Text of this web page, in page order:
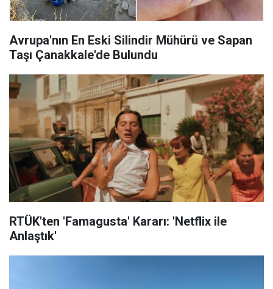
Avrupa'nın En Eski Silindir Mühürü ve Sapan
Taşı Çanakkale'de Bulundu
RTÜK'ten 'Famagusta' Kararı: 'Netflix ile
Anlaştık'